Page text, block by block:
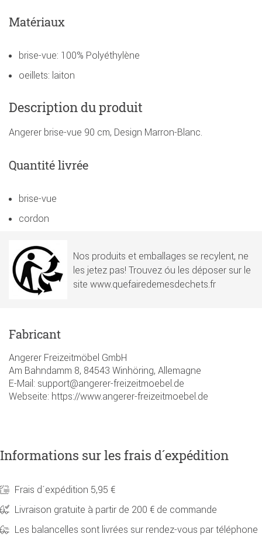
Matériaux
brise-vue: 100% Polyéthylène
oeillets: laiton
Description du produit
Angerer brise-vue 90 cm, Design Marron-Blanc.
Quantité livrée
brise-vue
cordon
Nos produits et emballages se recylent, ne
les jetez pas! Trouvez óu les déposer sur le
site www.quefairedemesdechets.fr
Fabricant
Angerer Freizeitmöbel GmbH
Am Bahndamm 8, 84543 Winhöring, Allemagne
E-Mail: support@angerer-freizeitmoebel.de
Webseite: https://www.angerer-freizeitmoebel.de
Informations sur les frais d´expédition
Frais d´expédition 5,95 €
Livraison gratuite à partir de 200 € de commande
Les balancelles sont livrées sur rendez-vous par téléphone